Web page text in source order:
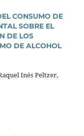
CONSUMO DE
SOBRE EL
DE LOS
DE ALCOHOL
Inés Peltzer,